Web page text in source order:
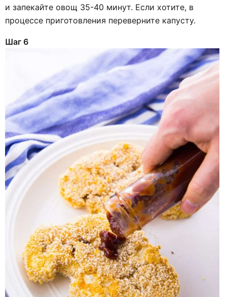
и запекайте овощ 35-40 минут. Если хотите, в
процессе приготовления переверните капусту.
Шаг 6